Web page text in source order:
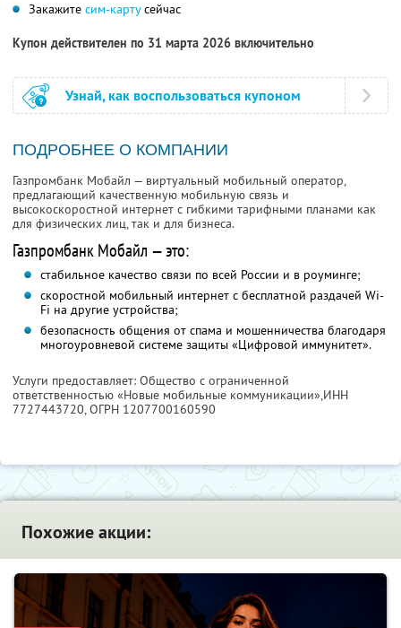
Закажите сим-картусейчас
Купон действителен по 31 марта 2026 включительно
Узнай, как воспользоваться купоном
ПОДРОБНЕЕ О КОМПАНИИ
Газпромбанк Мобайл — виртуальный мобильный оператор,
предлагающий качественную мобильную связь и
высокоскоростной интернет с гибкими тарифными планами как
для физических лиц, так и для бизнеса.
Газпромбанк Мобайл — это:
стабильное качество связи по всей России и в роуминге;
скоростной мобильный интернет с бесплатной раздачей Wi-
Fi на другие устройства;
безопасность общения от спама и мошенничества благодаря
многоуровневой системе защиты «Цифровой иммунитет».
Услуги предоставляет: Общество с ограниченной
ответственностью «Новые мобильные коммуникации»,ИНН
7727443720, ОГРН 1207700160590
Похожие акции: